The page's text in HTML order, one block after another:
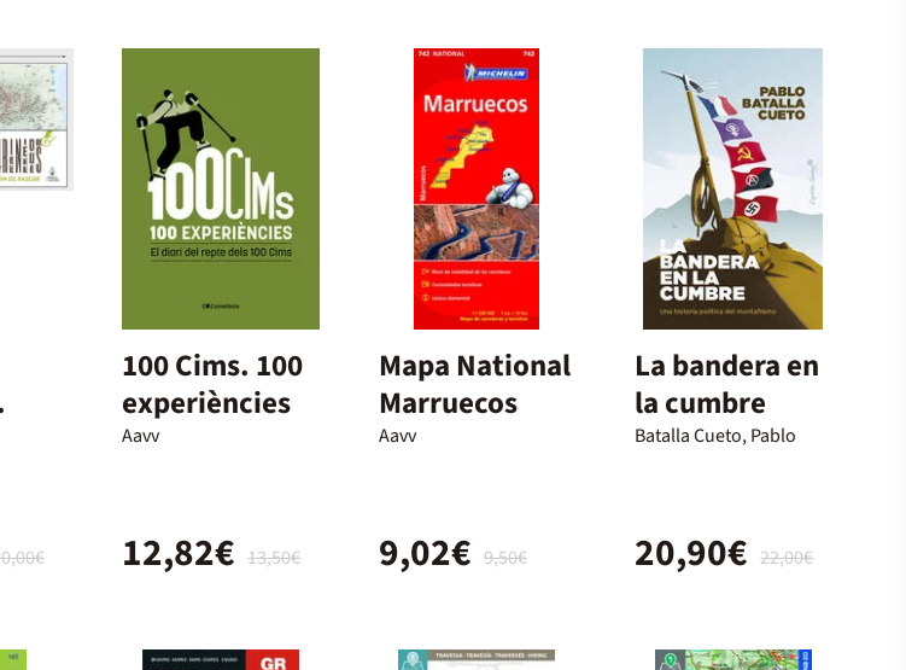
100 Cims. 100
experiències
Aavv
13,50€
12,82€
Mapa National
Marruecos
Aavv
9,50€
9,02€
La bandera en
la cumbre
Batalla Cueto, Pablo
22,00€
20,90€